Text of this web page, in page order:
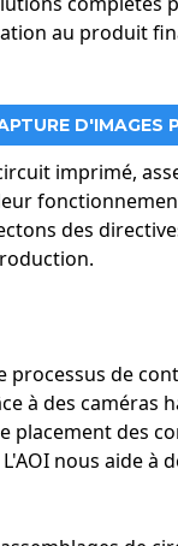
au produit
D'IMAGES
imprimé,
des
de
à des caméras
des
nous aide à